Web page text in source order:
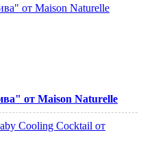
от Maison Naturelle